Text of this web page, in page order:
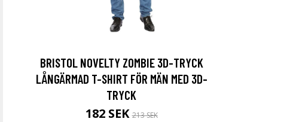
BRISTOL NOVELTY ZOMBIE 3D-TRYCK
LÅNGÄRMAD T-SHIRT FÖR MÄN MED 3D-
TRYCK
182 SEK213 SEK